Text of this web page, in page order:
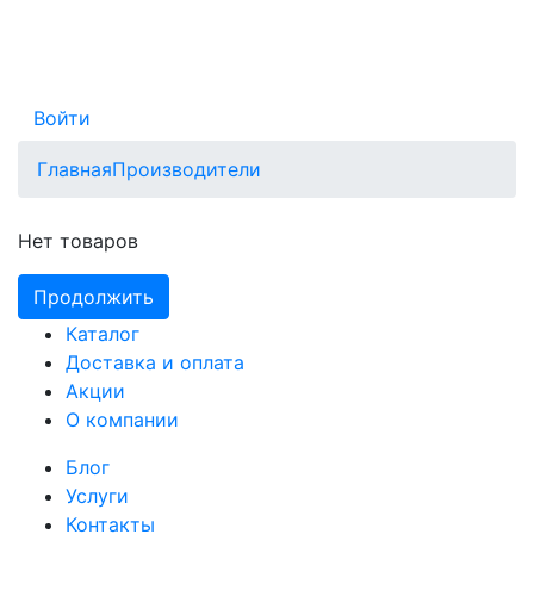
Войти
ГлавнаяПроизводители
Нет товаров
Продолжить
Каталог
Доставка и оплата
Акции
О компании
Блог
Услуги
Контакты